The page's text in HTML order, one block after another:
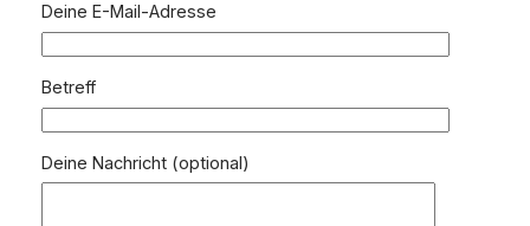
Deine E-Mail-Adresse
Betreff
Deine Nachricht (optional)